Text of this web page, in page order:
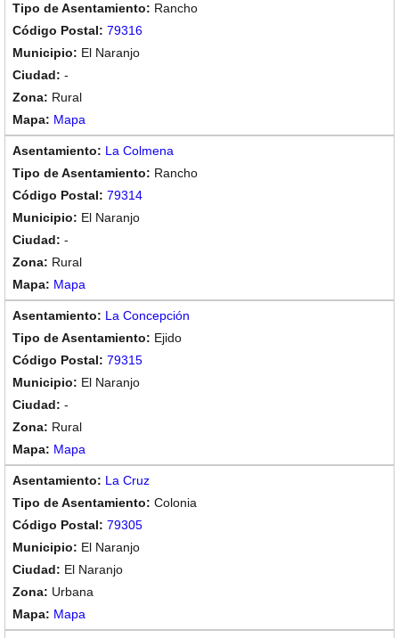
Rancho
79316
El Naranjo
-
Rural
Mapa
La Colmena
Rancho
79314
El Naranjo
-
Rural
Mapa
La Concepción
Ejido
79315
El Naranjo
-
Rural
Mapa
La Cruz
Colonia
79305
El Naranjo
El Naranjo
Urbana
Mapa